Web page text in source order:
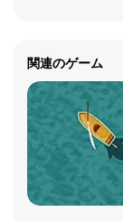
関連のゲーム